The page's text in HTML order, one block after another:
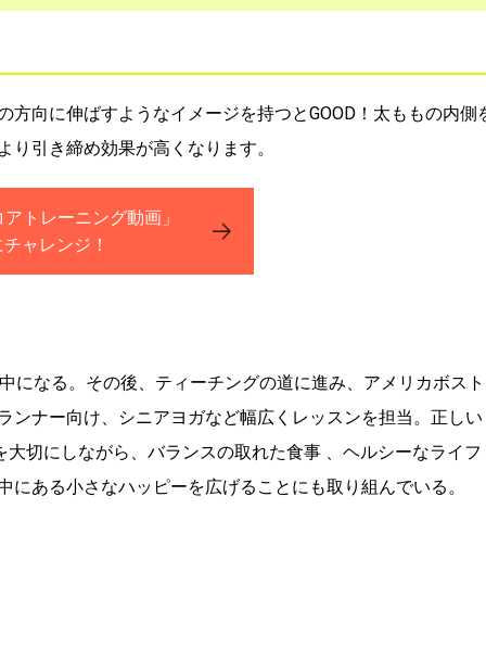
向に伸ばすようなイメージを持つとGOOD！太ももの内側
引き締め効果が高くなります。
アトレーニング動画」
チャレンジ！
になる。その後、ティーチングの道に進み、アメリカボスト
ンナー向け、シニアヨガなど幅広くレッスンを担当。正しい
切にしながら、バランスの取れた食事 、ヘルシーなライフ
ある小さなハッピーを広げることにも取り組んでいる。